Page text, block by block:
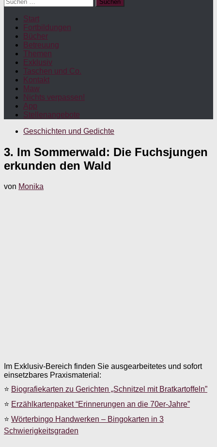
nach:
Start
Fortbildungen
Bücher
Betreuung
Themen
Exklusiv
Taschen und Co.
Kontakt
Maw
Nichts verpassen!
App
Stellenangebote
Geschichten und Gedichte
3. Im Sommerwald: Die Fuchsjungen
erkunden den Wald
von Monika
Im Exklusiv-Bereich finden Sie ausgearbeitetes und sofort
einsetzbares Praxismaterial:
⭐ Biografiekarten zu Gerichten „Schnitzel mit Bratkartoffeln”
⭐ Erzählkartenpaket “Erinnerungen an die 70er-Jahre”
⭐ Wörterbingo Handwerken – Bingokarten in 3
Schwierigkeitsgraden